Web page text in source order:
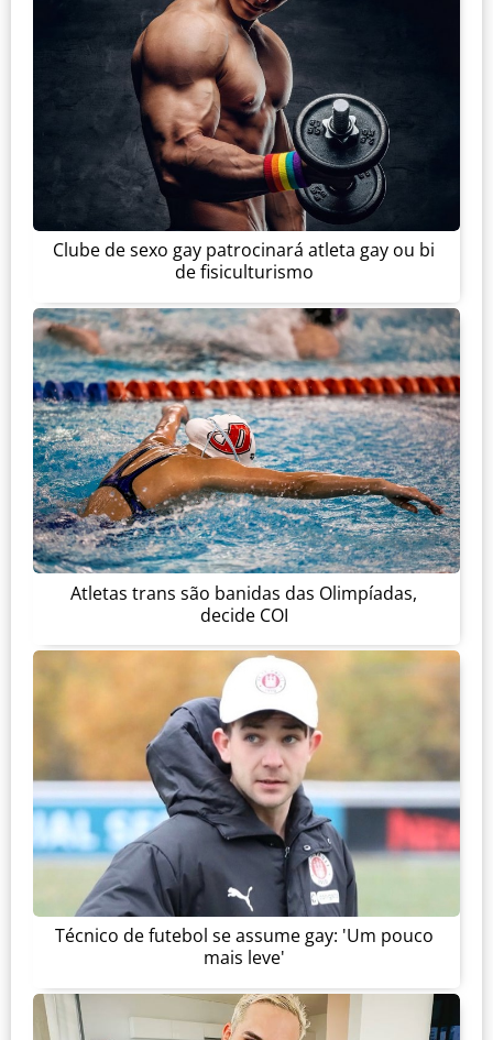
Clube de sexo gay patrocinará atleta gay ou bi
de fisiculturismo
Atletas trans são banidas das Olimpíadas,
decide COI
Técnico de futebol se assume gay: 'Um pouco
mais leve'